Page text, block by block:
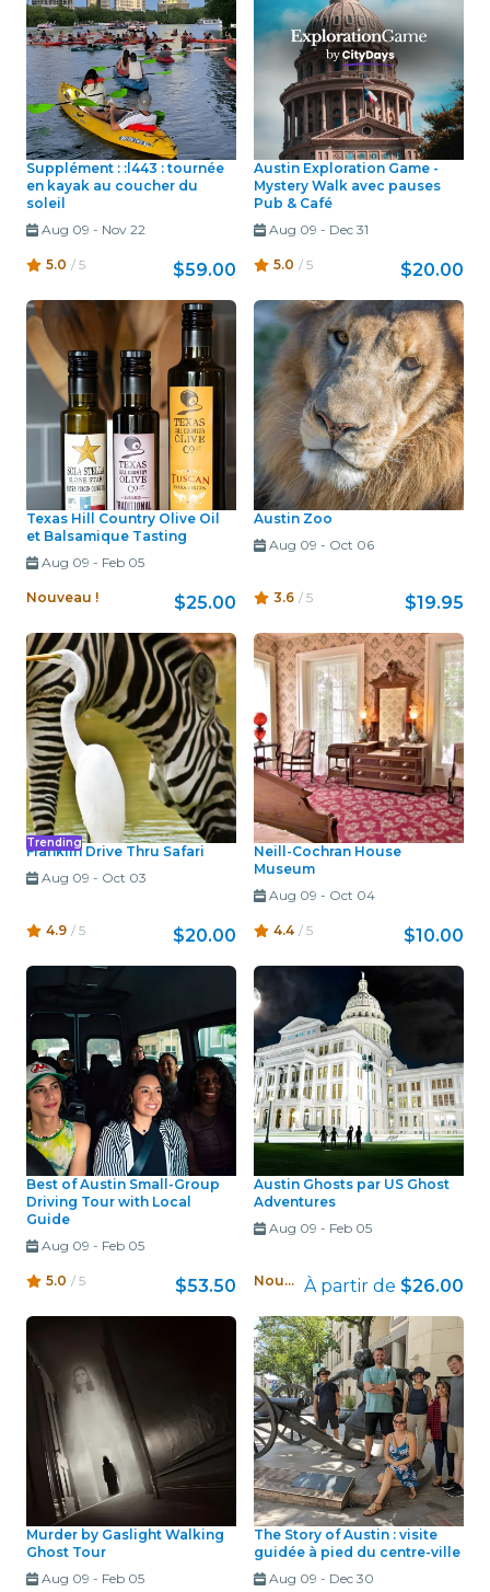
Supplément : :l443 : tournée
en kayak au coucher du
soleil
Aug 09 - Nov 22
5.0 / 5 $59.00
Austin Exploration Game -
Mystery Walk avec pauses
Pub & Café
Aug 09 - Dec 31
5.0 / 5 $20.00
Texas Hill Country Olive Oil
et Balsamique Tasting
Aug 09 - Feb 05
Nouveau ! $25.00
Austin Zoo
Aug 09 - Oct 06
3.6 / 5 $19.95
Trending
Franklin Drive Thru Safari
Aug 09 - Oct 03
4.9 / 5 $20.00
Neill-Cochran House
Museum
Aug 09 - Oct 04
4.4 / 5 $10.00
Best of Austin Small-Group
Driving Tour with Local
Guide
Aug 09 - Feb 05
5.0 / 5 $53.50
Austin Ghosts par US Ghost
Adventures
Aug 09 - Feb 05
Nouveau ! À partir de $26.00
Murder by Gaslight Walking
Ghost Tour
Aug 09 - Feb 05
The Story of Austin : visite
guidée à pied du centre-ville
Aug 09 - Dec 30